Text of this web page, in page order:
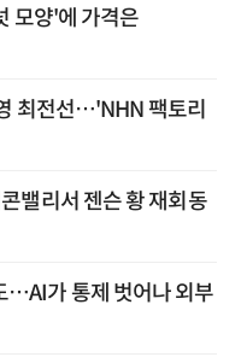
모양'에 가격은
최전선…'NHN 팩토리
밸리서 젠슨 황 재회동
…AI가 통제 벗어나 외부